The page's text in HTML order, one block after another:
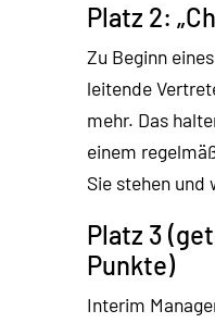
Platz 2:
Zu Beginn
leitende
mehr. Das
einem
Sie stehen und
Platz 3
Punkte)
Interim